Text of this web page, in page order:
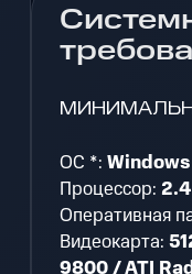
ОС *:
Процессор:
Оперативная
Видеокарта:
9800 / ATI